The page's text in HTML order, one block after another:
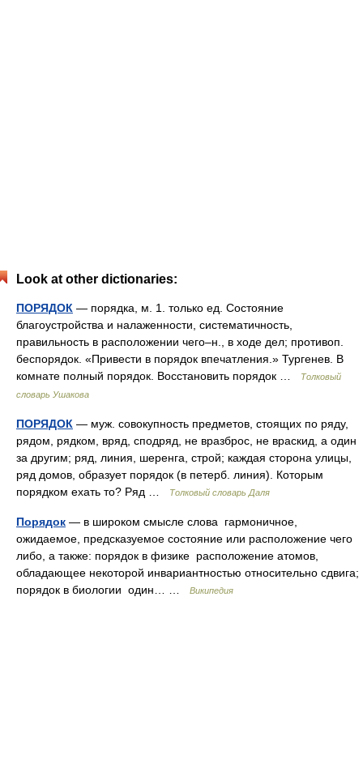
Look at other dictionaries:
ПОРЯДОК — порядка, м. 1. только ед. Состояние
благоустройства и налаженности, систематичность,
правильность в расположении чего–н., в ходе дел; противоп.
беспорядок. «Привести в порядок впечатления.» Тургенев. В
комнате полный порядок. Восстановить порядок …
Толковый
словарь Ушакова
ПОРЯДОК — муж. совокупность предметов, стоящих по ряду,
рядом, рядком, вряд, сподряд, не вразброс, не враскид, а один
за другим; ряд, линия, шеренга, строй; каждая сторона улицы,
ряд домов, образует порядок (в петерб. линия). Которым
порядком ехать то? Ряд …
Толковый словарь Даля
Порядок — в широком смысле слова гармоничное,
ожидаемое, предсказуемое состояние или расположение чего
либо, а также: порядок в физике расположение атомов,
обладающее некоторой инвариантностью относительно сдвига;
порядок в биологии один… …
Википедия